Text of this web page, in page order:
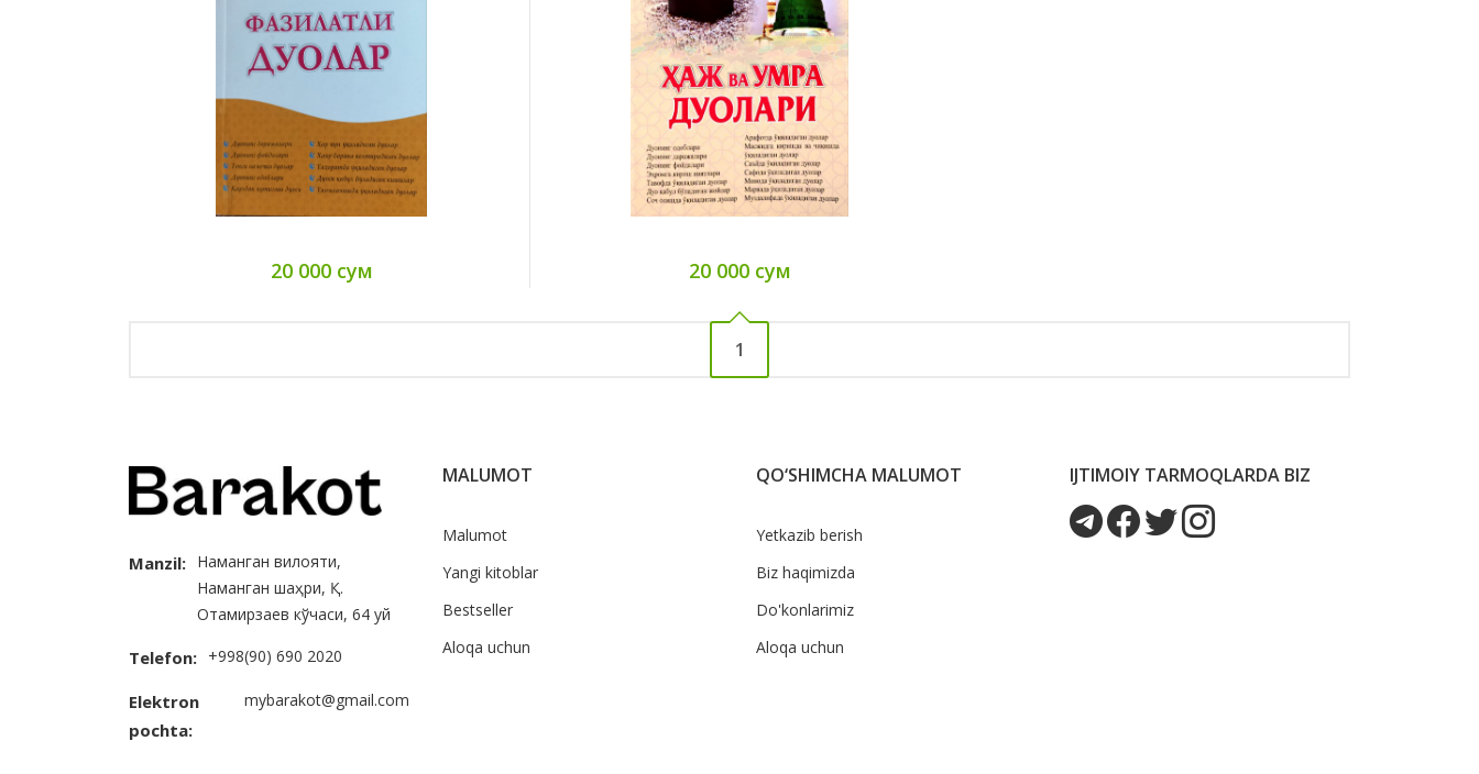
20 000 сум 20 000 сум
1
Manzil: Наманган вилояти,
Наманган шаҳри, Қ.
Отамирзаев кўчаси, 64 уй
Telefon: +998(90) 690 2020
Elektron
pochta:
mybarakot@gmail.com
MALUMOT
Malumot
Yangi kitoblar
Bestseller
Aloqa uchun
QO‘SHIMCHA MALUMOT
Yetkazib berish
Biz haqimizda
Do'konlarimiz
Aloqa uchun
IJTIMOIY TARMOQLARDA BIZ